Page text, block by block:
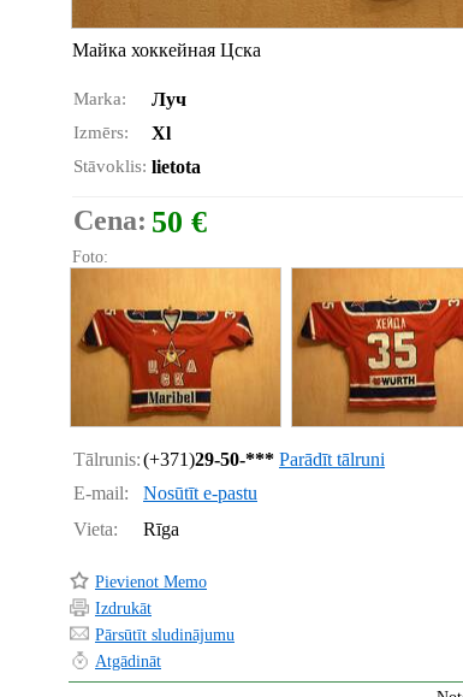
Mайка хоккейная Цска
Marka: Луч
Izmērs: Xl
Stāvoklis: lietota
Cena: 50 €
Foto:
Tālrunis:(+371)29-50-*** Parādīt tālruni
E-mail:
Nosūtīt e-pastu
Vieta:
Rīga
Pievienot Memo
Izdrukāt
Pārsūtīt sludinājumu
Atgādināt